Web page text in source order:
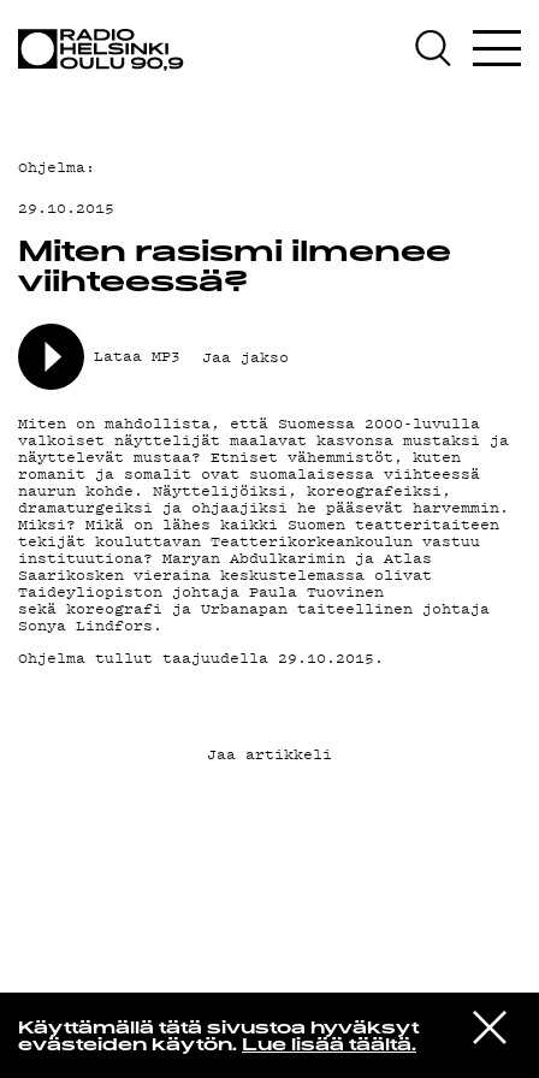
Käyttämällä tätä sivustoa hyväksyt
evästeiden käytön. Lue lisää täältä.
VIESTI
STUDIOON
Norpan maailma
AJANKOHTAISTA
TEKIJÄT
ON-DEMAND
PODCAST
MAINOSTA
YHTEYSTIEDOT
G LIVELAB
YSTÄVÄKLUBI
TIETOSUOJA
KIRJAUDU SISÄÄN
Ohjelma:
29.10.2015
Miten rasismi ilmenee
viihteessä?
Lataa MP3 Jaa jakso
Miten on mahdollista, että Suomessa 2000-luvulla
valkoiset näyttelijät maalavat kasvonsa mustaksi ja
näyttelevät mustaa? Etniset vähemmistöt, kuten
romanit ja somalit ovat suomalaisessa viihteessä
naurun kohde. Näyttelijöiksi, koreografeiksi,
dramaturgeiksi ja ohjaajiksi he pääsevät harvemmin.
Miksi? Mikä on lähes kaikki Suomen teatteritaiteen
tekijät kouluttavan Teatterikorkeankoulun vastuu
instituutiona? Maryan Abdulkarimin ja Atlas
Saarikosken vieraina keskustelemassa olivat
Taideyliopiston johtaja Paula Tuovinen
sekä koreografi ja Urbanapan taiteellinen johtaja
Sonya Lindfors.
Ohjelma tullut taajuudella 29.10.2015.
Jaa artikkeli